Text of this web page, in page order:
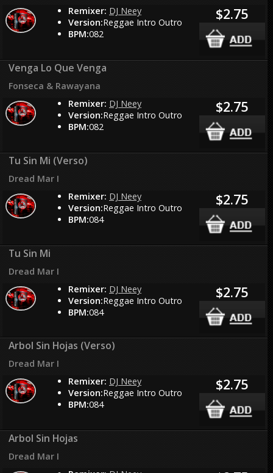
Remixer: DJ Neey
Version:Reggae Intro Outro
BPM:082
$2.75
Venga Lo Que Venga
Fonseca & Rawayana
Remixer: DJ Neey
Version:Reggae Intro Outro
BPM:082
$2.75
Tu Sin Mi (Verso)
Dread Mar I
Remixer: DJ Neey
Version:Reggae Intro Outro
BPM:084
$2.75
Tu Sin Mi
Dread Mar I
Remixer: DJ Neey
Version:Reggae Intro Outro
BPM:084
$2.75
Arbol Sin Hojas (Verso)
Dread Mar I
Remixer: DJ Neey
Version:Reggae Intro Outro
BPM:084
$2.75
Arbol Sin Hojas
Dread Mar I